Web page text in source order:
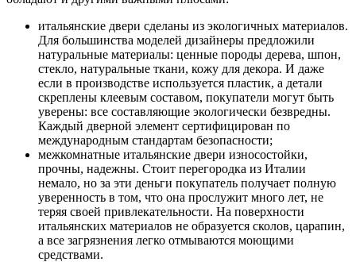
итальянские двери сделаны из экологичных материалов.
Для большинства моделей дизайнеры предложили
натуральные материалы: ценные породы дерева, шпон,
стекло, натуральные ткани, кожу для декора. И даже
если в производстве используется пластик, а детали
скреплены клеевым составом, покупатели могут быть
уверены: все составляющие экологически безвредны.
Каждый дверной элемент сертифицирован по
международным стандартам безопасности;
межкомнатные итальянские двери износостойки,
прочны, надежны. Стоит перегородка из Италии
немало, но за эти деньги покупатель получает полную
уверенность в том, что она прослужит много лет, не
теряя своей привлекательности. На поверхности
итальянских материалов не образуется сколов, царапин,
а все загрязнения легко отмываются моющими
средствами.